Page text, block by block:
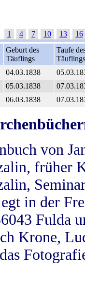
1 4 7 10 13
16
Geburt des
Täuflings
Taufe
Täuflings
04.03.1838
05.03.1838
06.03.1838
von
früher
in der
Fulda
Krone,